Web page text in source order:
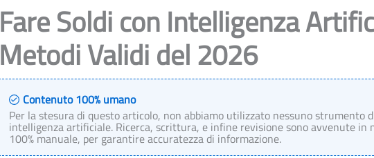
Fare Soldi con Intelligenza
Metodi Validi del 2026
Contenuto 100% umano
Per la stesura di questo articolo, non abbiamo utilizzato nessuno strumento
intelligenza artificiale. Ricerca, scrittura, e infine revisione sono avvenute in
100% manuale, per garantire accuratezza di informazione.